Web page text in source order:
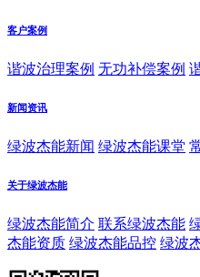
客户案例
谐波治理案例 无功补偿案例
新闻资讯
绿波杰能新闻 绿波杰能课堂
关于绿波杰能
绿波杰能简介 联系绿波杰能
杰能资质 绿波杰能品控 绿波